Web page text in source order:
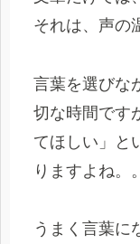
それは、声の
言葉を選びな
切な時間です
てほしい」と
りますよね。
うまく言葉に